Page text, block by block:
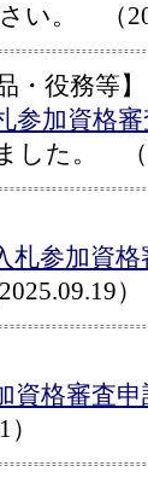
い。 （
役務等】
参加資格
した。 （
札参加資
）
資格審査